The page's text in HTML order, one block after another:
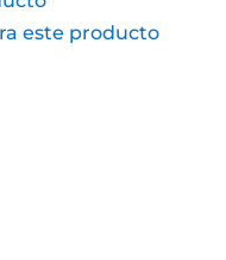
este producto